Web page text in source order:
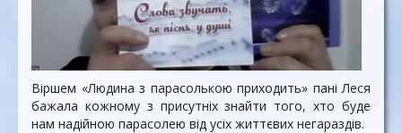
Віршем «Людина з парасолькою приходить» пані Леся
бажала кожному з присутніх знайти того, хто буде
нам надійною парасолею від усіх життєвих негараздів.